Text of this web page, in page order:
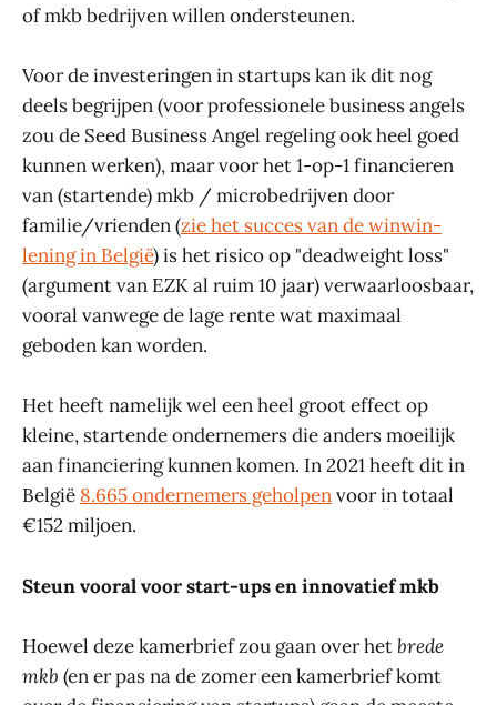
of mkb bedrijven willen ondersteunen.
Voor de investeringen in startups kan ik dit nog
deels begrijpen (voor professionele business angels
zou de Seed Business Angel regeling ook heel goed
kunnen werken), maar voor het 1-op-1 financieren
van (startende) mkb / microbedrijven door
familie/vrienden (zie het succes van de winwin-
lening in België) is het risico op "deadweight loss"
(argument van EZK al ruim 10 jaar) verwaarloosbaar,
vooral vanwege de lage rente wat maximaal
geboden kan worden.
Het heeft namelijk wel een heel groot effect op
kleine, startende ondernemers die anders moeilijk
aan financiering kunnen komen. In 2021 heeft dit in
België 8.665 ondernemers geholpenvoor in totaal
€152 miljoen.
Steun vooral voor start-ups en innovatief mkb
Hoewel deze kamerbrief zou gaan over hetbrede
mkb (en er pas na de zomer een kamerbrief komt